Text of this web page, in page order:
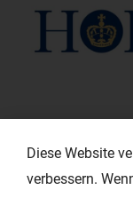
Diese Website
verbessern.